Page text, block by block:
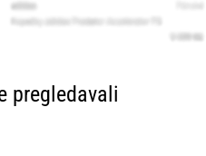
pregledavali